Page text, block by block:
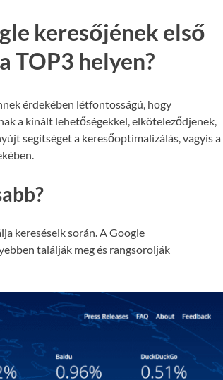
keresőjének első
TOP3 helyen?
érdekében létfontosságú, hogy
a kínált lehetőségekkel, elköteleződjenek,
segítséget a keresőoptimalizálás, vagyis a
kereséseik során. A Google
találják meg és rangsorolják